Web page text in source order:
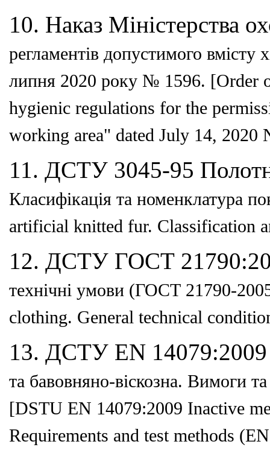
10. Наказ Міністерства
регламентів допустимого вмісту
липня 2020 року № 1596. [Order
hygienic regulations for the
working area" dated July 14, 2020
11. ДСТУ 3045-95
Класифікація та номенклатура
artificial knitted fur. Classification
12. ДСТУ ГОСТ
технічні умови (ГОСТ 21790-
clothing. General technical
13. ДСТУ EN 14079:2009
та бавовняно-віскозна. Вимоги
[DSTU EN 14079:2009 Inactive
Requirements and test methods